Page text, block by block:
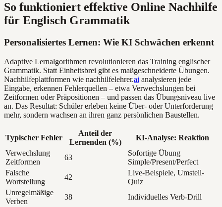
So funktioniert effektive Online Nachhilfe
für Englisch Grammatik
Personalisiertes Lernen: Wie KI Schwächen erkennt
Adaptive Lernalgorithmen revolutionieren das Training englischer
Grammatik. Statt Einheitsbrei gibt es maßgeschneiderte Übungen.
Nachhilfeplattformen wie nachhilfelehrer.ai analysieren jede
Eingabe, erkennen Fehlerquellen – etwa Verwechslungen bei
Zeitformen oder Präpositionen – und passen das Übungsniveau live
an. Das Resultat: Schüler erleben keine Über- oder Unterforderung
mehr, sondern wachsen an ihren ganz persönlichen Baustellen.
Typischer Fehler
Anteil der
Lernenden (%)
KI-Analyse: Reaktion
Verwechslung
Zeitformen
63
Sofortige Übung
Simple/Present/Perfect
Falsche
Wortstellung
42
Live-Beispiele, Umstell-
Quiz
Unregelmäßige
Verben
38 Individuelles Verb-Drill